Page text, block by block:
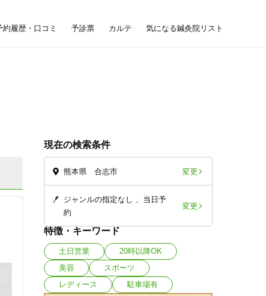
約履歴・口コミ 予診票 カルテ 気になる鍼灸院リスト
現在の検索条件
熊本県 合志市 変更
ジャンルの指定なし
当日予
約
変更
特徴・キーワード
土日営業
20時以降OK
美容
スポーツ
レディース
駐車場有